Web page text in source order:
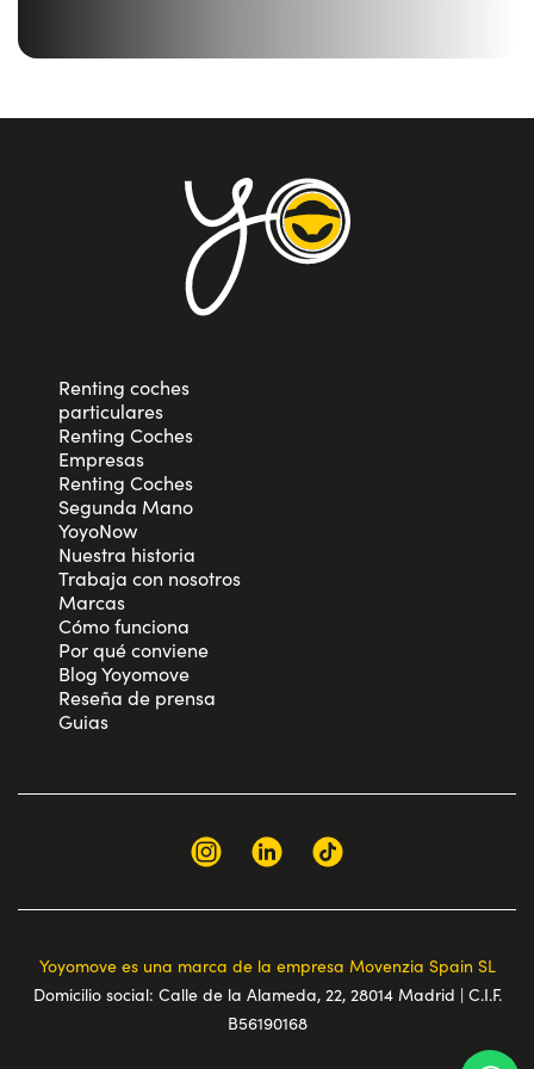
Renting coches
particulares
Renting Coches
Empresas
Renting Coches
Segunda Mano
YoyoNow
Nuestra historia
Trabaja con nosotros
Marcas
Cómo funciona
Por qué conviene
Blog Yoyomove
Reseña de prensa
Guias
Yoyomove es una marca de la empresa Movenzia Spain SL
Domicilio social: Calle de la Alameda, 22, 28014 Madrid | C.I.F.
B56190168